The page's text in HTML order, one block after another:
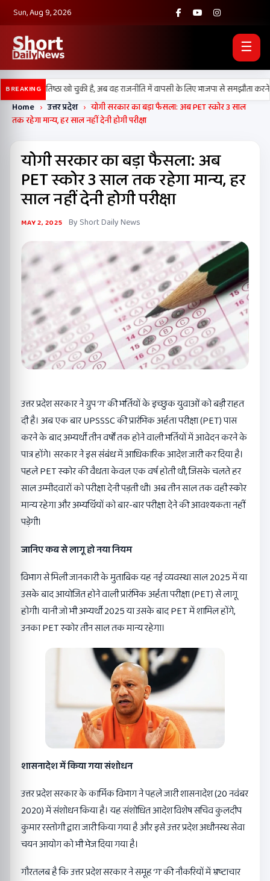
Sun, Aug 9, 2026
☰
BREAKING
अपनी प्रतिष्ठा खो चुकी है, अब वह राजनीति में वापसी के लिए भाजपा से समझौता करने
Home › उत्तर प्रदेश › योगी सरकार का बड़ा फैसला: अब PET स्कोर 3 साल
तक रहेगा मान्य, हर साल नहीं देनी होगी परीक्षा
योगी सरकार का बड़ा फैसला: अब
PET स्कोर 3 साल तक रहेगा मान्य, हर
साल नहीं देनी होगी परीक्षा
MAY 2, 2025 By Short Daily News
उत्तर प्रदेश सरकार ने ग्रुप ‘ग’ की भर्तियों के इच्छुक युवाओं को बड़ी राहत
दी है। अब एक बार UPSSSC की प्रारंभिक अर्हता परीक्षा (PET) पास
करने के बाद अभ्यर्थी तीन वर्षों तक होने वाली भर्तियों में आवेदन करने के
पात्र होंगे। सरकार ने इस संबंध में आधिकारिक आदेश जारी कर दिया है।
पहले PET स्कोर की वैधता केवल एक वर्ष होती थी, जिसके चलते हर
साल उम्मीदवारों को परीक्षा देनी पड़ती थी। अब तीन साल तक वही स्कोर
मान्य रहेगा और अभ्यर्थियों को बार-बार परीक्षा देने की आवश्यकता नहीं
पड़ेगी।
जानिए कब से लागू हो नया नियम
विभाग से मिली जानकारी के मुताबिक यह नई व्यवस्था साल 2025 में या
उसके बाद आयोजित होने वाली प्रारंभिक अर्हता परीक्षा (PET) से लागू
होगी। यानी जो भी अभ्यर्थी 2025 या उसके बाद PET में शामिल होंगे,
उनका PET स्कोर तीन साल तक मान्य रहेगा।
शासनादेश में किया गया संशोधन
उत्तर प्रदेश सरकार के कार्मिक विभाग ने पहले जारी शासनादेश (20 नवंबर
2020) में संशोधन किया है। यह संशोधित आदेश विशेष सचिव कुलदीप
कुमार रस्तोगी द्वारा जारी किया गया है और इसे उत्तर प्रदेश अधीनस्थ सेवा
चयन आयोग को भी भेज दिया गया है।
गौरतलब है कि उत्तर प्रदेश सरकार ने समूह ‘ग’ की नौकरियों में भ्रष्टाचार